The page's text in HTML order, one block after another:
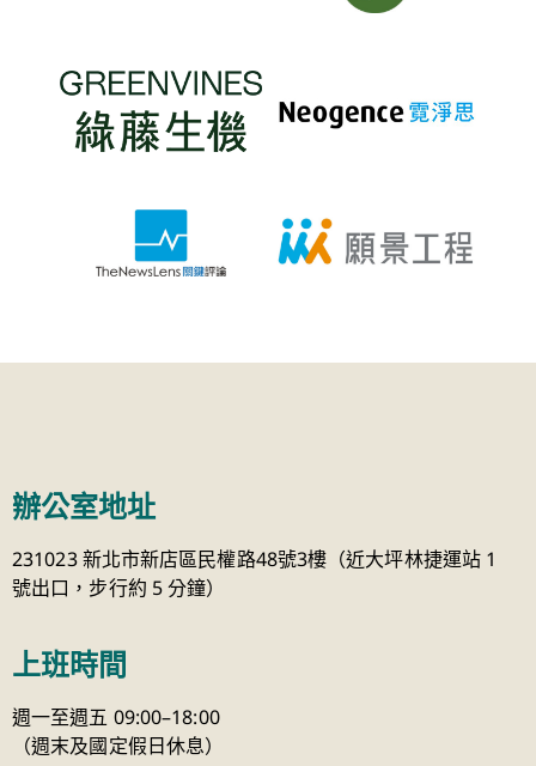
辦公室地址
231023 新北市新店區民權路48號3樓（近大坪林捷運站 1
號出口，步行約 5 分鐘）
上班時間
週一至週五 09:00–18:00
（週末及國定假日休息）